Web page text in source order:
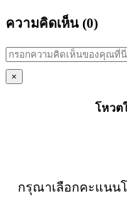
ความคิดเห็น (0)
×
โหวต
กรุณาเลือกคะแนน